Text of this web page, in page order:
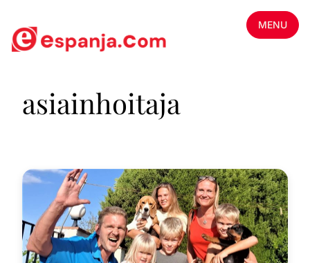
MENU
asiainhoitaja